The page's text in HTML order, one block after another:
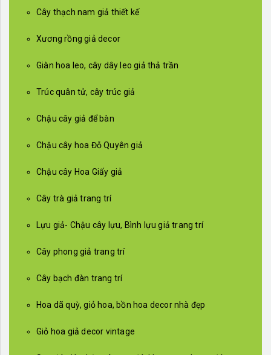
Cây thạch nam giả thiết kế
Xương rồng giả decor
Giàn hoa leo, cây dây leo giả thả trần
Trúc quân tử, cây trúc giả
Chậu cây giả để bàn
Chậu cây hoa Đỗ Quyên giả
Chậu cây Hoa Giấy giả
Cây trà giả trang trí
Lựu giả- Chậu cây lựu, Bình lựu giả trang trí
Cây phong giả trang trí
Cây bạch đàn trang trí
Hoa dã quỳ, giỏ hoa, bồn hoa decor nhà đẹp
Giỏ hoa giả decor vintage